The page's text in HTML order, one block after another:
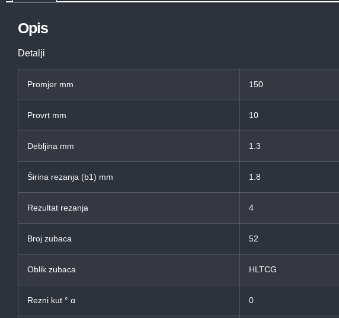
Opis
Detalji
Promjer mm 150
Provrt mm 10
Debljina mm 1.3
Širina rezanja (b1) mm 1.8
Rezultat rezanja 4
Broj zubaca 52
Oblik zubaca HLTCG
Rezni kut ° α 0